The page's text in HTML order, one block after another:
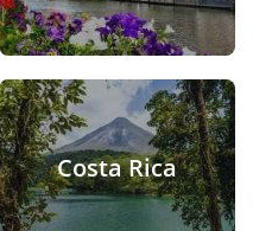
Costa Rica